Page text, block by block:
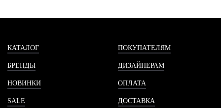
КАТАЛОГ
БРЕНДЫ
НОВИНКИ
SALE
ПОКУПАТЕЛЯМ
ДИЗАЙНЕРАМ
ОПЛАТА
ДОСТАВКА